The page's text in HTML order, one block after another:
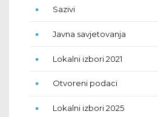
Sazivi
Javna savjetovanja
Lokalni izbori 2021
Otvoreni podaci
Lokalni izbori 2025